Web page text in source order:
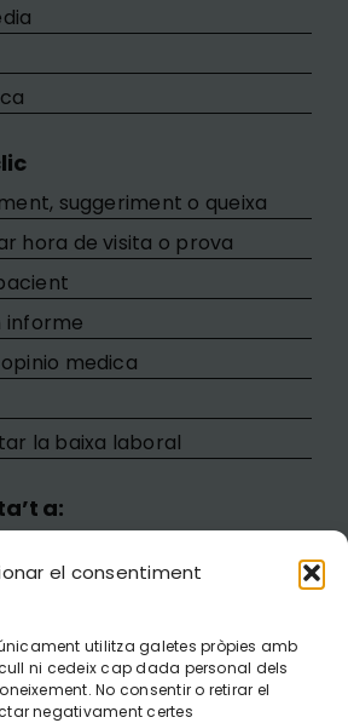
el consentiment
utilitza galetes pròpies amb
ni cedeix cap dada personal dels
No consentir o retirar el
negativament certes
suggeriment o queixa
hora de visita o prova
informe
medica
la baixa laboral
a: